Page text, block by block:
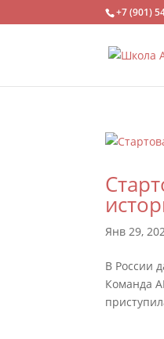
+7 (901)
Янв 29,
В России
Команда